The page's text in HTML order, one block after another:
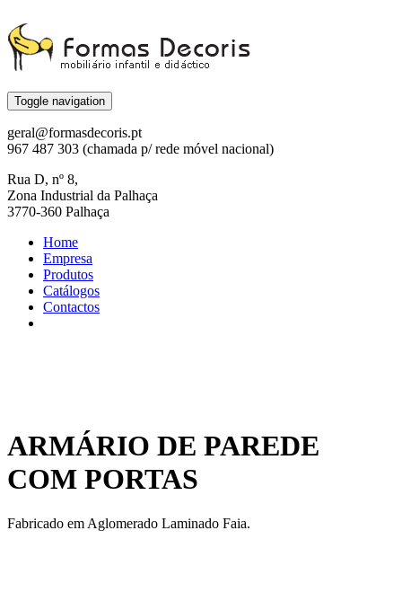
Toggle navigation
geral@formasdecoris.pt
967 487 303 (chamada p/ rede móvel nacional)
Rua D, nº 8,
Zona Industrial da Palhaça
3770-360 Palhaça
Home
Empresa
Produtos
Catálogos
Contactos
ARMÁRIO DE PAREDE
COM PORTAS
Fabricado em Aglomerado Laminado Faia.